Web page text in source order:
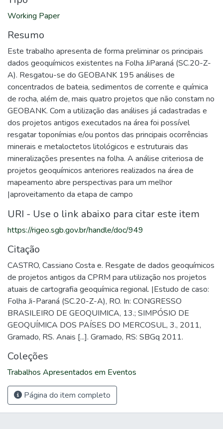
Working Paper
Resumo
Este trabalho apresenta de forma preliminar os principais
dados geoquímicos existentes na Folha JiParaná (SC.20-Z-
A). Resgatou-se do GEOBANK 195 análises de
concentrados de bateia, sedimentos de corrente e química
de rocha, além de, mais quatro projetos que não constam no
GEOBANK. Com a utilização das análises já cadastradas e
dos projetos antigos executados na área foi possível
resgatar toponímias e/ou pontos das principais ocorrências
minerais e metaloctetos litológicos e estruturais das
mineralizações presentes na folha. A análise criteriosa de
projetos geoquímicos anteriores realizados na área de
mapeamento abre perspectivas para um melhor
|aproveitamento da etapa de campo
URI - Use o link abaixo para citar este item
https://rigeo.sgb.gov.br/handle/doc/949
Citação
CASTRO, Cassiano Costa e. Resgate de dados geoquímicos
de projetos antigos da CPRM para utilização nos projetos
atuais de cartografia geoquímica regional. |Estudo de caso:
Folha Ji-Paraná (SC.20-Z-A), RO. In: CONGRESSO
BRASILEIRO DE GEOQUIMICA, 13.; SIMPÓSIO DE
GEOQUÍMICA DOS PAÍSES DO MERCOSUL, 3., 2011,
Gramado, RS. Anais [...]. Gramado, RS: SBGq 2011.
Coleções
Trabalhos Apresentados em Eventos
Página do item completo